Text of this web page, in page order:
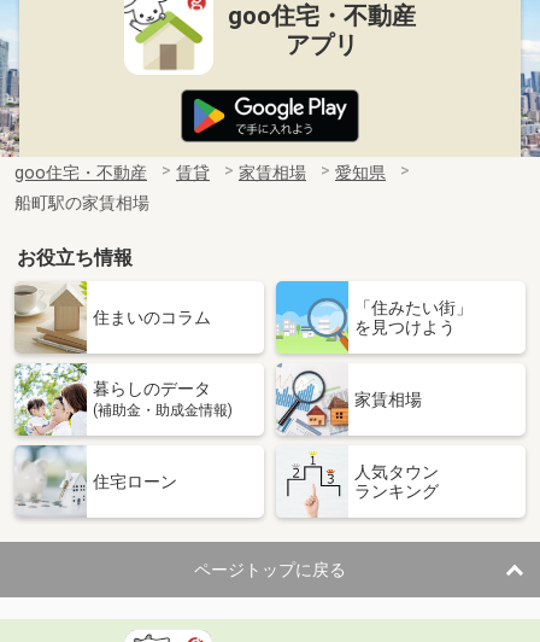
goo住宅・不動産
アプリ
goo住宅・不動産 賃貸 家賃相場
愛知県
船町駅の家賃相場
お役立ち情報
住まいのコラム
「住みたい街」
を見つけよう
暮らしのデータ
(補助金・助成金情報)
家賃相場
住宅ローン
人気タウン
ランキング
ページトップに戻る